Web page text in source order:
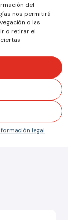
del
nos permitirá
o las
o retirar el
legal